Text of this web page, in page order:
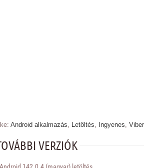
Android alkalmazás, Letöltés, Ingyenes, Viber
VERZIÓK